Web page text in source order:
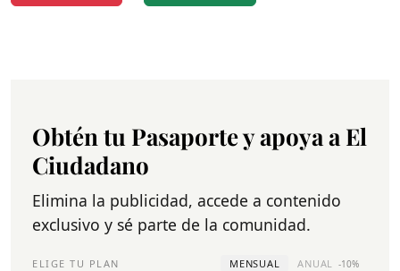
Obtén tu Pasaporte y apoya a El
Ciudadano
Elimina la publicidad, accede a contenido
exclusivo y sé parte de la comunidad.
ELIGE TU PLAN MENSUAL ANUAL -10%